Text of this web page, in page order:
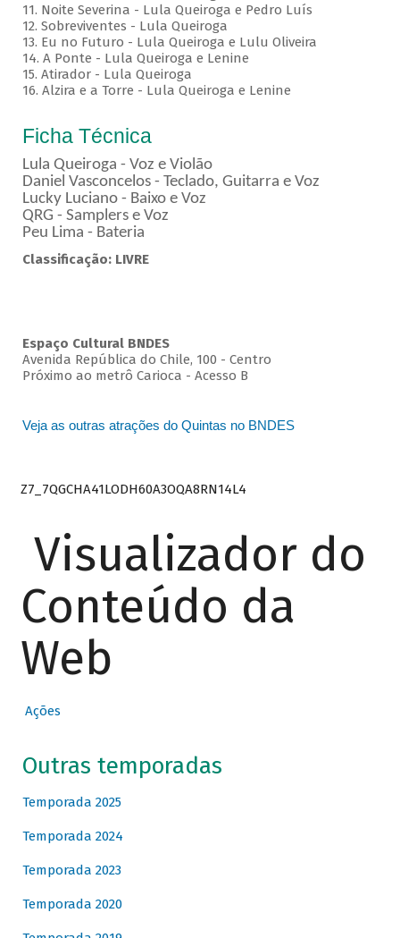
11. Noite Severina - Lula Queiroga e Pedro Luís
12. Sobreviventes - Lula Queiroga
13. Eu no Futuro - Lula Queiroga e Lulu Oliveira
14. A Ponte - Lula Queiroga e Lenine
15. Atirador - Lula Queiroga
16. Alzira e a Torre - Lula Queiroga e Lenine
Ficha Técnica
Lula Queiroga - Voz e Violão
Daniel Vasconcelos - Teclado, Guitarra e Voz
Lucky Luciano - Baixo e Voz
QRG - Samplers e Voz
Peu Lima - Bateria
Classificação: LIVRE
Espaço Cultural BNDES
Avenida República do Chile, 100 - Centro
Próximo ao metrô Carioca - Acesso B
Veja as outras atrações do Quintas no BNDES
Z7_7QGCHA41LODH60A3OQA8RN14L4
Visualizador do
Conteúdo da
Web
Ações
Outras temporadas
Temporada 2025
Temporada 2024
Temporada 2023
Temporada 2020